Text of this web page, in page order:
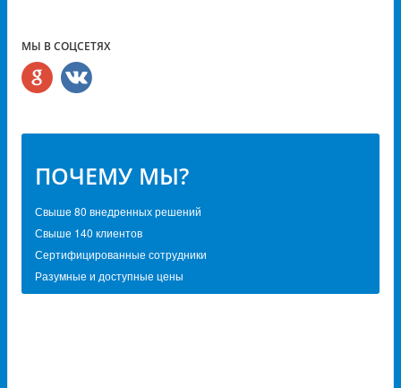
МЫ В СОЦСЕТЯХ
ПОЧЕМУ МЫ?
Свыше 80 внедренных решений
Свыше 140 клиентов
Сертифицированные сотрудники
Разумные и доступные цены